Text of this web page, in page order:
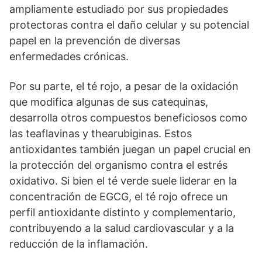
ampliamente estudiado por sus propiedades
protectoras contra el daño celular y su potencial
papel en la prevención de diversas
enfermedades crónicas.
Por su parte, el té rojo, a pesar de la oxidación
que modifica algunas de sus catequinas,
desarrolla otros compuestos beneficiosos como
las teaflavinas y thearubiginas. Estos
antioxidantes también juegan un papel crucial en
la protección del organismo contra el estrés
oxidativo. Si bien el té verde suele liderar en la
concentración de EGCG, el té rojo ofrece un
perfil antioxidante distinto y complementario,
contribuyendo a la salud cardiovascular y a la
reducción de la inflamación.